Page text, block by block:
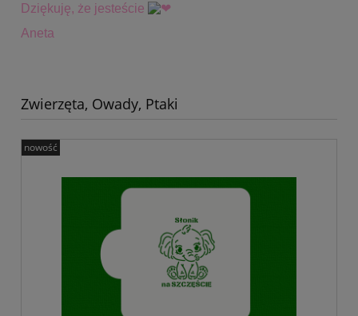
Dziękuję, że jesteście
Aneta
Zwierzęta, Owady, Ptaki
nowość